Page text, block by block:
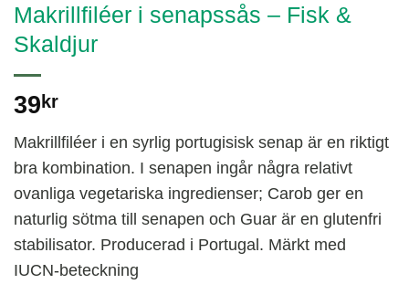
Makrillfiléer i senapssås – Fisk &
Skaldjur
39 kr
Makrillfiléer i en syrlig portugisisk senap är en riktigt
bra kombination. I senapen ingår några relativt
ovanliga vegetariska ingredienser; Carob ger en
naturlig sötma till senapen och Guar är en glutenfri
stabilisator. Producerad i Portugal. Märkt med
IUCN-beteckning